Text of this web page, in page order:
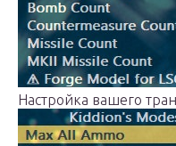
Настройка вашего